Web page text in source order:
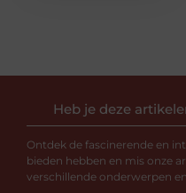
Heb je deze
Ontdek de fascinerende en
bieden hebben en mis onze
verschillende onderwerpen